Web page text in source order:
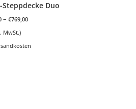
Duo
–€769,00
MwSt.)